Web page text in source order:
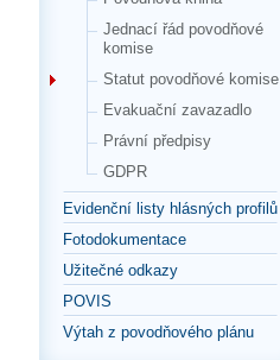
Jednací řád povodňové
komise
Statut povodňové komise
Evakuační zavazadlo
Právní předpisy
GDPR
Evidenční listy hlásných profilů
Fotodokumentace
Užitečné odkazy
POVIS
Výtah z povodňového plánu